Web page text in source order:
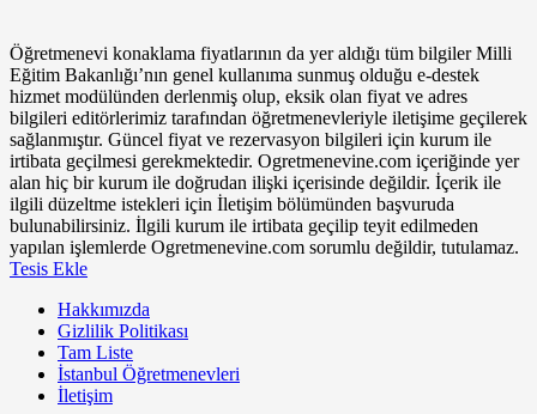
Öğretmenevi konaklama fiyatlarının da yer aldığı tüm bilgiler Milli
Eğitim Bakanlığı’nın genel kullanıma sunmuş olduğu e-destek
hizmet modülünden derlenmiş olup, eksik olan fiyat ve adres
bilgileri editörlerimiz tarafından öğretmenevleriyle iletişime geçilerek
sağlanmıştır. Güncel fiyat ve rezervasyon bilgileri için kurum ile
irtibata geçilmesi gerekmektedir. Ogretmenevine.com içeriğinde yer
alan hiç bir kurum ile doğrudan ilişki içerisinde değildir. İçerik ile
ilgili düzeltme istekleri için İletişim bölümünden başvuruda
bulunabilirsiniz. İlgili kurum ile irtibata geçilip teyit edilmeden
yapılan işlemlerde Ogretmenevine.com sorumlu değildir, tutulamaz.
Tesis Ekle
Hakkımızda
Gizlilik Politikası
Tam Liste
İstanbul Öğretmenevleri
İletişim